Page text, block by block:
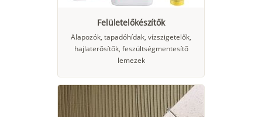
Felületelőkészítők
Alapozók, tapadóhídak, vízszigetelők,
hajlaterősítők, feszültségmentesítő
lemezek